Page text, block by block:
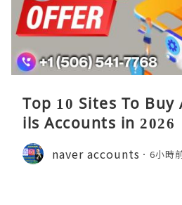
Top 10 Sites To Buy
ils Accounts in 2026
naver accounts 6小時